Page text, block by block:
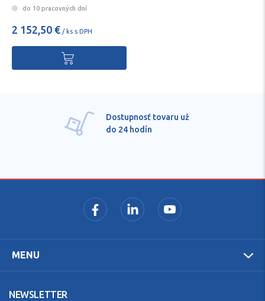
do 10 pracovných dní
2 152,50 € / ks s DPH
Dostupnosť tovaru už
do 24 hodín
MENU
NEWSLETTER